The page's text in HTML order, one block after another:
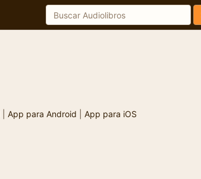
App para Android App para iOS